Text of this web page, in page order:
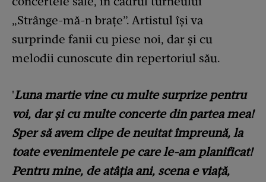
„Strânge-mă-n brațe”. Artistul își va
surprinde fanii cu piese noi, dar și cu
melodii cunoscute din repertoriul său.
'Luna martie vine cu multe surprize pentru
voi, dar și cu multe concerte din partea mea!
Sper să avem clipe de neuitat împreună, la
toate evenimentele pe care le-am planificat!
Pentru mine, de atâția ani, scena e viață,